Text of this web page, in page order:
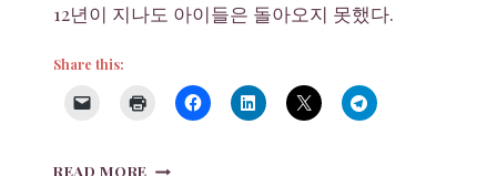
용
12년이 지나도 아이들은 돌아오지 못했다.
Share this:
READ MORE